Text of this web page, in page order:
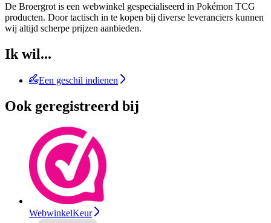
De Broergrot is een webwinkel gespecialiseerd in Pokémon TCG
producten. Door tactisch in te kopen bij diverse leveranciers kunnen
wij altijd scherpe prijzen aanbieden.
Ik wil...
Een geschil indienen
Ook geregistreerd bij
WebwinkelKeur